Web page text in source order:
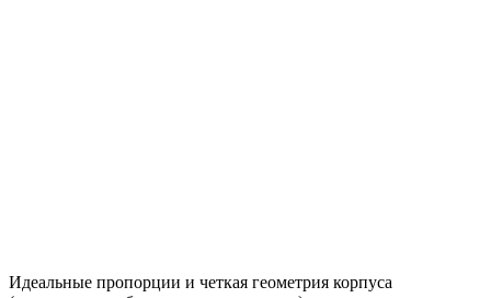
Идеальные пропорции и четкая геометрия корпуса